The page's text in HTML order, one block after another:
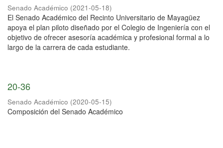
Senado Académico (2021-05-18)
El Senado Académico del Recinto Universitario de Mayagüez
apoya el plan piloto diseñado por el Colegio de Ingeniería con el
objetivo de ofrecer asesoría académica y profesional formal a lo
largo de la carrera de cada estudiante.
20-36
Senado Académico (2020-05-15)
Composición del Senado Académico